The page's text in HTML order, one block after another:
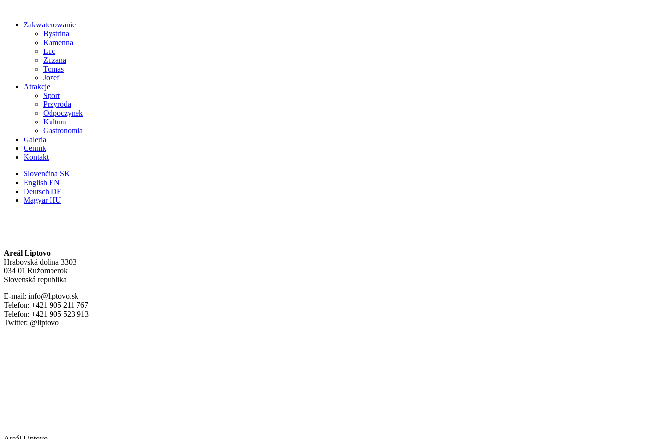
Zakwaterowanie
Bystrina
Kamenna
Luc
Zuzana
Tomas
Jozef
Atrakcje
Sport
Przyroda
Odpoczynek
Kultura
Gastronomia
Galeria
Cennik
Kontakt
Slovenčina SK
English EN
Deutsch DE
Magyar HU
Areál Liptovo
Hrabovská dolina 3303
034 01 Ružomberok
Slovenská republika
E-mail: info@liptovo.sk
Telefon: +421 905 211 767
Telefon: +421 905 523 913
Twitter: @liptovo